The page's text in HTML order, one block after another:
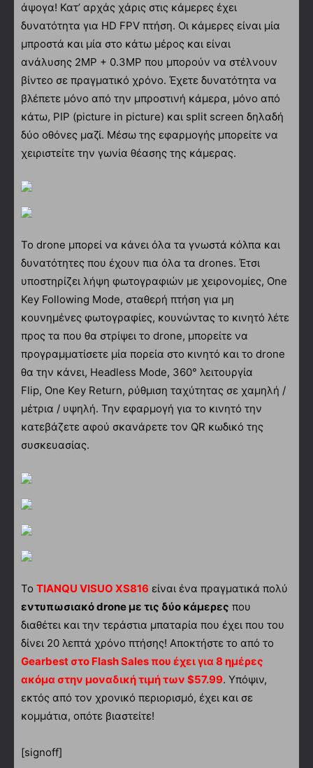
άψογα! Κατ’ αρχάς χάρις στις κάμερες έχει
δυνατότητα για HD FPV πτήση. Οι κάμερες είναι μία
μπροστά και μία στο κάτω μέρος και είναι
ανάλυσης 2MP + 0.3MP που μπορούν να στέλνουν
βίντεο σε πραγματικό χρόνο. Έχετε δυνατότητα να
βλέπετε μόνο από την μπροστινή κάμερα, μόνο από
κάτω, PIP (picture in picture) και split screen δηλαδή
δύο οθόνες μαζί. Μέσω της εφαρμογής μπορείτε να
χειριστείτε την γωνία θέασης της κάμερας.
Το drone μπορεί να κάνει όλα τα γνωστά κόλπα και
δυνατότητες που έχουν πια όλα τα drones. Έτσι
υποστηρίζει λήψη φωτογραφιών με χειρονομίες, One
Key Following Mode, σταθερή πτήση για μη
κουνημένες φωτογραφίες, κουνώντας το κινητό λέτε
προς τα που θα στρίψει το drone, μπορείτε να
προγραμματίσετε μία πορεία στο κινητό και το drone
θα την κάνει, Headless Mode, 360° λειτουργία
Flip, One Key Return, ρύθμιση ταχύτητας σε χαμηλή /
μέτρια / υψηλή. Την εφαρμογή για το κινητό την
κατεβάζετε αφού σκανάρετε τον QR κωδικό της
συσκευασίας.
Το TIANQU VISUO XS816 είναι ένα πραγματικά πολύ
εντυπωσιακό drone με τις δύο κάμερες που
διαθέτει και την τεράστια μπαταρία που έχει που του
δίνει 20 λεπτά χρόνο πτήσης! Αποκτήστε το από το
Gearbest στο Flash Sales που έχει για 8 ημέρες
ακόμα στην μοναδική τιμή των $57.99. Υπόψιν,
εκτός από τον χρονικό περιορισμό, έχει και σε
κομμάτια, οπότε βιαστείτε!
[signoff]